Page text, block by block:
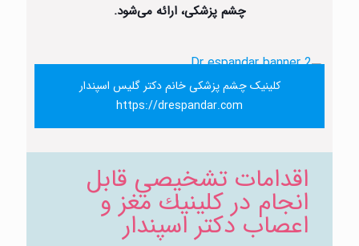
چشم پزشکی، ارائه می‌شود.
کلینیک چشم پزشکی خانم دکتر گلیس اسپندار
https://drespandar.com
اقدامات تشخيصي قابل
انجام در كلينيك مغز و
اعصاب دكتر اسپندار